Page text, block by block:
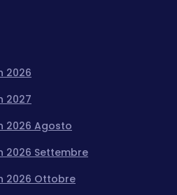
2026
2027
2026 Agosto
2026 Settembre
2026 Ottobre